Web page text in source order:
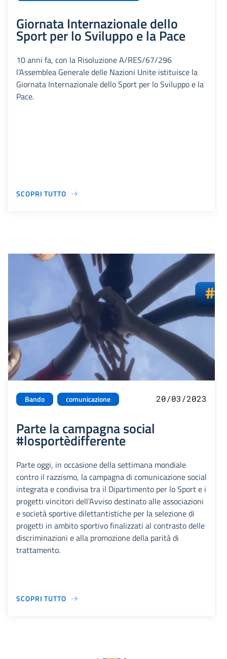
Giornata Internazionale dello
Sport per lo Sviluppo e la Pace
10 anni fa, con la Risoluzione A/RES/67/296
l’Assemblea Generale delle Nazioni Unite istituisce la
Giornata Internazionale dello Sport per lo Sviluppo e la
Pace.
SCOPRI TUTTO
Bando comunicazione 20/03/2023
Parte la campagna social
#losportèdifferente
Parte oggi, in occasione della settimana mondiale
contro il razzismo, la campagna di comunicazione social
integrata e condivisa tra il Dipartimento per lo Sport e i
progetti vincitori dell’Avviso destinato alle associazioni
e società sportive dilettantistiche per la selezione di
progetti in ambito sportivo finalizzati al contrasto delle
discriminazioni e alla promozione della parità di
trattamento.
SCOPRI TUTTO